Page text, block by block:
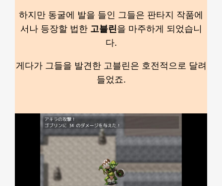
하지만 동굴에 발을 들인 그들은 판타지 작품에
서나 등장할 법한 고블린을 마주하게 되었습니
다.
게다가 그들을 발견한 고블린은 호전적으로 달려
들었죠.